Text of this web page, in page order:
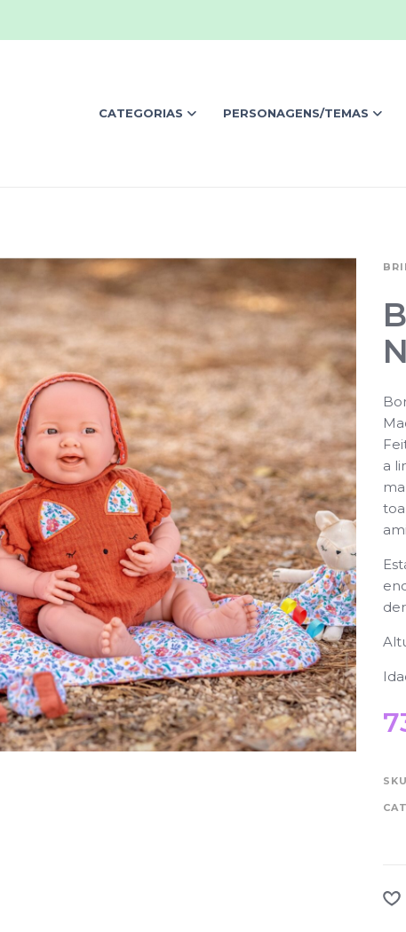
CATEGORIAS PERSONAGENS/TEMAS
a